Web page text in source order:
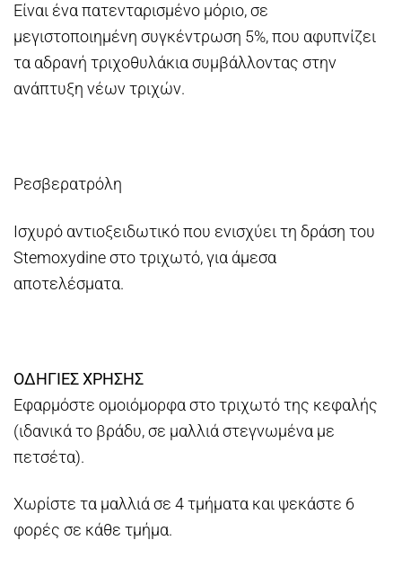
Είναι ένα πατενταρισμένο μόριο, σε
μεγιστοποιημένη συγκέντρωση 5%, που αφυπνίζει
τα αδρανή τριχοθυλάκια συμβάλλοντας στην
ανάπτυξη νέων τριχών.
Ρεσβερατρόλη
Ισχυρό αντιοξειδωτικό που ενισχύει τη δράση του
Stemoxydine στο τριχωτό, για άμεσα
αποτελέσματα.
ΟΔΗΓΙΕΣ ΧΡΗΣΗΣ
Εφαρμόστε ομοιόμορφα στο τριχωτό της κεφαλής
(ιδανικά το βράδυ, σε μαλλιά στεγνωμένα με
πετσέτα).
Χωρίστε τα μαλλιά σε 4 τμήματα και ψεκάστε 6
φορές σε κάθε τμήμα.